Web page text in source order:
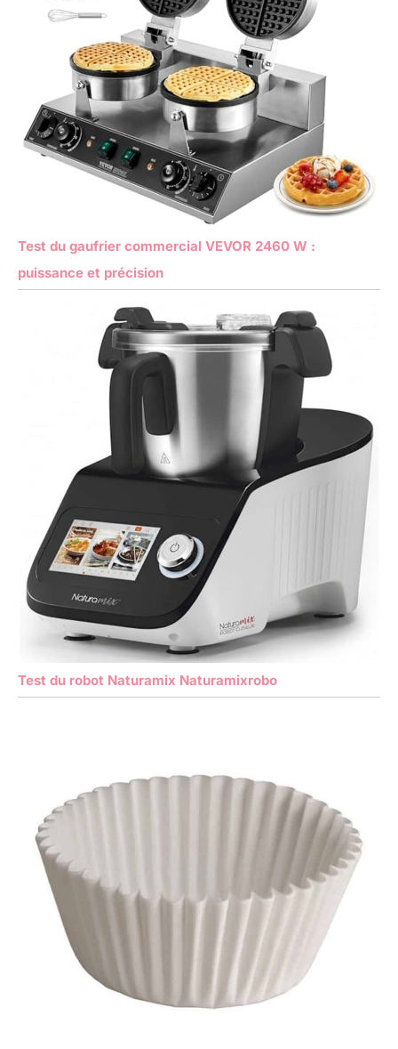
Test du gaufrier commercial VEVOR 2460 W :
puissance et précision
Test du robot Naturamix Naturamixrobo